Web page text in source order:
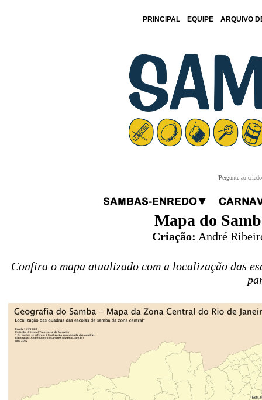
PRINCIPAL EQUIPE ARQUIVO
'Pergunte ao
Mapa do
Criação: André
Confira o mapa atualizado com a localização das